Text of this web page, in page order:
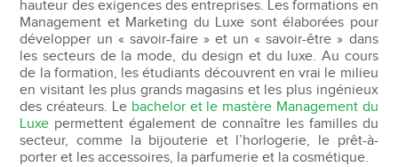
hauteur des exigences des entreprises. Les formations en
Management et Marketing du Luxe sont élaborées pour
développer un « savoir-faire » et un « savoir-être » dans
les secteurs de la mode, du design et du luxe. Au cours
de la formation, les étudiants découvrent en vrai le milieu
en visitant les plus grands magasins et les plus ingénieux
des créateurs. Le bachelor et le mastère Management du
Luxe permettent également de connaître les familles du
secteur, comme la bijouterie et l’horlogerie, le prêt-à-
porter et les accessoires, la parfumerie et la cosmétique.